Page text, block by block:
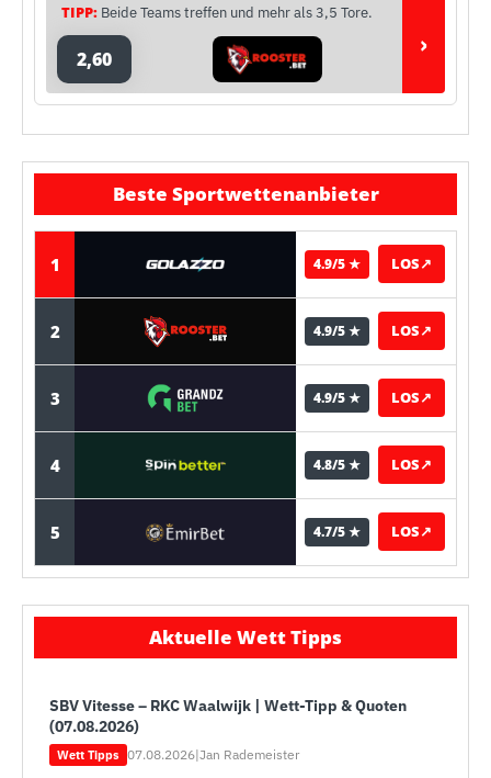
TIPP: Beide Teams treffen und mehr als 3,5 Tore.
2,60 ›
Beste Sportwettenanbieter
1 4.9/5 ★ LOS↗
2 4.9/5 ★ LOS↗
3 4.9/5 ★ LOS↗
4 4.8/5 ★ LOS↗
5 4.7/5 ★ LOS↗
Aktuelle Wett Tipps
SBV Vitesse – RKC Waalwijk | Wett-Tipp & Quoten
(07.08.2026)
Wett Tipps 07.08.2026|Jan Rademeister